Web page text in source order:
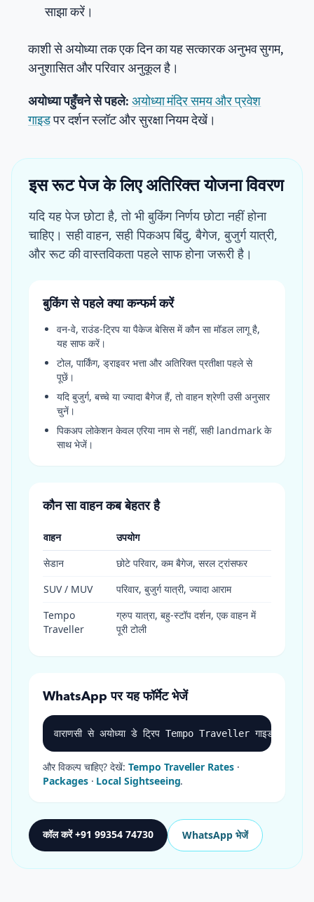
साझा करें।
काशी से अयोध्या तक एक दिन का यह सत्कारक अनुभव सुगम,
अनुशासित और परिवार अनुकूल है।
अयोध्या पहुँचने से पहले: अयोध्या मंदिर समय और प्रवेश
गाइडपर दर्शन स्लॉट और सुरक्षा नियम देखें।
इस रूट पेज के लिए अतिरिक्त योजना विवरण
यदि यह पेज छोटा है, तो भी बुकिंग निर्णय छोटा नहीं होना
चाहिए। सही वाहन, सही पिकअप बिंदु, बैगेज, बुजुर्ग यात्री,
और रूट की वास्तविकता पहले साफ होना जरूरी है।
बुकिंग से पहले क्या कन्फर्म करें
वन-वे, राउंड-ट्रिप या पैकेज बेसिस में कौन सा मॉडल लागू है,
यह साफ करें।
टोल, पार्किंग, ड्राइवर भत्ता और अतिरिक्त प्रतीक्षा पहले से
पूछें।
यदि बुजुर्ग, बच्चे या ज्यादा बैगेज हैं, तो वाहन श्रेणी उसी अनुसार
चुनें।
पिकअप लोकेशन केवल एरिया नाम से नहीं, सही landmark के
साथ भेजें।
कौन सा वाहन कब बेहतर है
वाहन
उपयोग
सेडान
छोटे परिवार, कम बैगेज, सरल ट्रांसफर
SUV / MUV
परिवार, बुजुर्ग यात्री, ज्यादा आराम
Tempo
Traveller
ग्रुप यात्रा, बहु-स्टॉप दर्शन, एक वाहन में
पूरी टोली
WhatsApp पर यह फॉर्मेट भेजें
वाराणसी से अयोध्या डे ट्रिप Tempo Traveller गाइड (15
और विकल्प चाहिए? देखें:Tempo Traveller Rates·
Packages· Local Sightseeing.
कॉल करें +91 99354 74730 WhatsApp भेजें